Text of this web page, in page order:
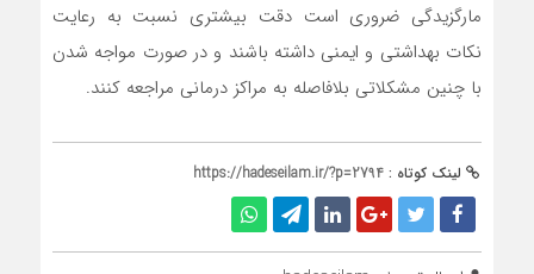
مارگزیدگی ضروری است دقت بیشتری نسبت به رعایت
نکات بهداشتی و ایمنی داشته باشند و در صورت مواجه شدن
با چنین مشکلاتی بلافاصله به مراکز درمانی مراجعه کنند.
لینک کوتاه : https://hadeseilam.ir/?p=2794